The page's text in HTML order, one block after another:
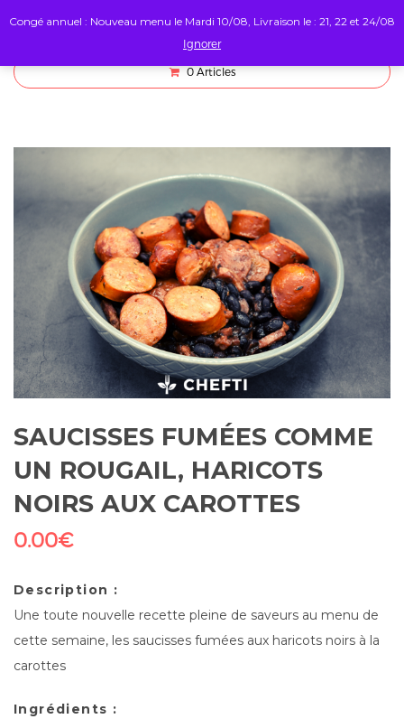
0 Articles
SAUCISSES FUMÉES COMME
UN ROUGAIL, HARICOTS
NOIRS AUX CAROTTES
0.00€
Description :
Une toute nouvelle recette pleine de saveurs au menu de
cette semaine, les saucisses fumées aux haricots noirs à la
carottes
Ingrédients :
Congé annuel : Nouveau menu le Mardi 10/08, Livraison le : 21, 22 et 24/08
Ignorer